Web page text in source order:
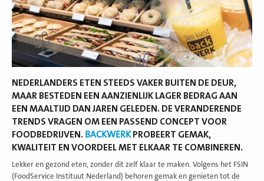
NEDERLANDERS ETEN STEEDS VAKER BUITEN DE DEUR,
MAAR BESTEDEN EEN AANZIENLIJK LAGER BEDRAG AAN
EEN MAALTIJD DAN JAREN GELEDEN. DE VERANDERENDE
TRENDS VRAGEN OM EEN PASSEND CONCEPT VOOR
FOODBEDRIJVEN. BACKWERKPROBEERT GEMAK,
KWALITEIT EN VOORDEEL MET ELKAAR TE COMBINEREN.
Lekker en gezond eten, zonder dit zelf klaar te maken. Volgens het FSIN
(FoodService Instituut Nederland) behoren gemak en genieten tot de